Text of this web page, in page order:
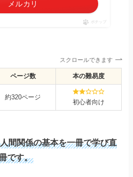
メルカリ
ポチップ
スクロールできます
ページ数 本の難易度
約320ページ
初心者向け
間関係の基本を一冊で学び直
です。